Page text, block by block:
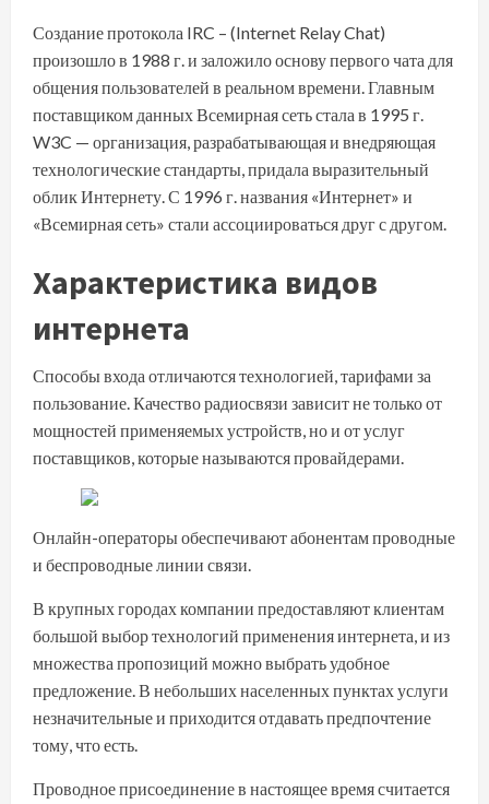
Создание протокола IRC – (Internet Relay Chat)
произошло в 1988 г. и заложило основу первого чата для
общения пользователей в реальном времени. Главным
поставщиком данных Всемирная сеть стала в 1995 г.
W3C — организация, разрабатывающая и внедряющая
технологические стандарты, придала выразительный
облик Интернету. С 1996 г. названия «Интернет» и
«Всемирная сеть» стали ассоциироваться друг с другом.
Характеристика видов
интернета
Способы входа отличаются технологией, тарифами за
пользование. Качество радиосвязи зависит не только от
мощностей применяемых устройств, но и от услуг
поставщиков, которые называются провайдерами.
Онлайн-операторы обеспечивают абонентам проводные
и беспроводные линии связи.
В крупных городах компании предоставляют клиентам
большой выбор технологий применения интернета, и из
множества пропозиций можно выбрать удобное
предложение. В небольших населенных пунктах услуги
незначительные и приходится отдавать предпочтение
тому, что есть.
Проводное присоединение в настоящее время считается